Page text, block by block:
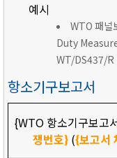
예시
WTO 패
Duty
WT/DS437/R
항소기구보고서
{WTO 항소기구보고
쟁번호}({보고서